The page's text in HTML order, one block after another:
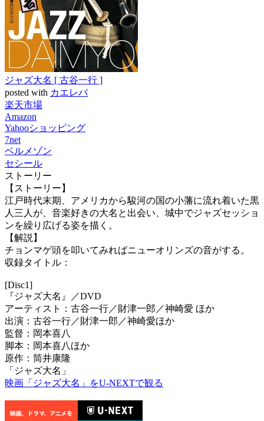
ジャズ大名 [ 古谷一行 ]
posted with カエレバ
楽天市場
Amazon
Yahooショッピング
7net
ベルメゾン
セシール
ストーリー
【ストーリー】
江戸時代末期、アメリカから駿河の国の小藩に流れ着いた黒
人三人が、音楽好きの大名と出会い、城中でジャズセッショ
ンを繰り広げる姿を描く。
【解説】
チョンマゲ頭を叩いてみればニューオリンズの音がする。
収録タイトル：
[Disc1]
『ジャズ大名』／DVD
アーティスト：古谷一行／財津一郎／神崎愛 ほか
出演：古谷一行／財津一郎／神崎愛ほか
監督：岡本喜八
脚本：岡本喜八ほか
原作：筒井康隆
「ジャズ大名」
映画「ジャズ大名」をU-NEXTで観る